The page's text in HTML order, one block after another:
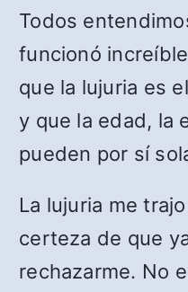
Todos
funcionó
que la lujuria es
y que la edad, la
pueden por sí
La lujuria me
certeza de que
rechazarme. No